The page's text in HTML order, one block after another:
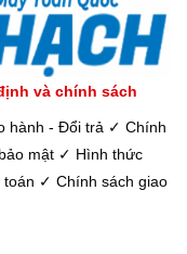
và chính sách
hành - Đổi trả ✓ Chính
mật ✓ Hình thức
toán ✓ Chính sách giao